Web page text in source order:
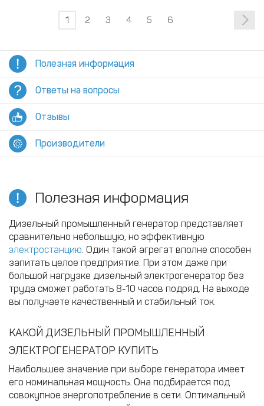
1 2 3 4 5 6
Полезная информация
Ответы на вопросы
Отзывы
Производители
Полезная информация
Дизельный промышленный генератор представляет
сравнительно небольшую, но эффективную
электростанцию. Один такой агрегат вполне способен
запитать целое предприятие. При этом даже при
большой нагрузке дизельный электрогенератор без
труда сможет работать 8-10 часов подряд. На выходе
вы получаете качественный и стабильный ток.
КАКОЙ ДИЗЕЛЬНЫЙ ПРОМЫШЛЕННЫЙ
ЭЛЕКТРОГЕНЕРАТОР КУПИТЬ
Наибольшее значение при выборе генератора имеет
его номинальная мощность. Она подбирается под
совокупное энергопотребление в сети. Оптимальный